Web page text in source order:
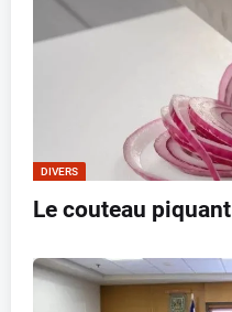
DIVERS
Le couteau piquant